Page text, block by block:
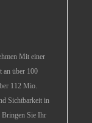
Mit einer
an über 100
112 Mio.
Sichtbarkeit in
Bringen Sie Ihr